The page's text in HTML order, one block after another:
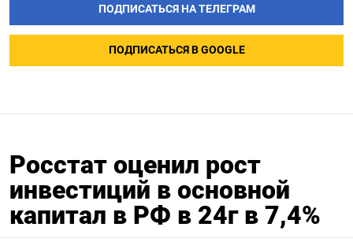
ПОДПИСАТЬСЯ НА ТЕЛЕГРАМ
ПОДПИСАТЬСЯ В GOOGLE
Росстат оценил рост
инвестиций в основной
капитал в РФ в 24г в 7,4%